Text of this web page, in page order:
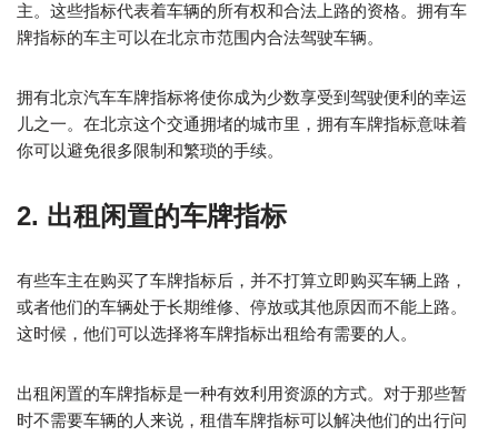
主。这些指标代表着车辆的所有权和合法上路的资格。拥有车
牌指标的车主可以在北京市范围内合法驾驶车辆。
拥有北京汽车车牌指标将使你成为少数享受到驾驶便利的幸运
儿之一。在北京这个交通拥堵的城市里，拥有车牌指标意味着
你可以避免很多限制和繁琐的手续。
2. 出租闲置的车牌指标
有些车主在购买了车牌指标后，并不打算立即购买车辆上路，
或者他们的车辆处于长期维修、停放或其他原因而不能上路。
这时候，他们可以选择将车牌指标出租给有需要的人。
出租闲置的车牌指标是一种有效利用资源的方式。对于那些暂
时不需要车辆的人来说，租借车牌指标可以解决他们的出行问